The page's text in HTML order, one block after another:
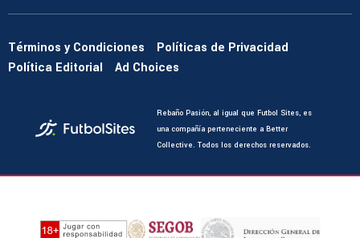
Términos y Condiciones
Políticas de Privacidad
Política Editorial
Ad Choices
Rebaño Pasión, al igual que Futbol Sites, es
una compañía perteneciente a Better
Collective. Todos los derechos reservados.